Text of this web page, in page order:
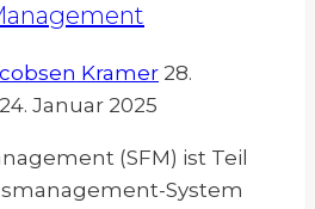
Kramer 28.
24. Januar 2025
(SFM) ist Teil
System